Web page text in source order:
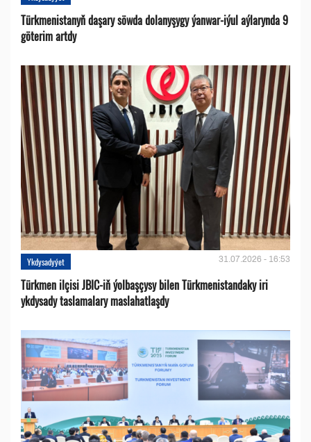
Türkmenistanyň daşary söwda dolanyşygy ýanwar-iýul aýlarynda 9
göterim artdy
Ykdysadyýet 31.07.2026 - 16:53
Türkmen ilçisi JBIC-iň ýolbaşçysy bilen Türkmenistandaky iri
ykdysady taslamalary maslahatlaşdy